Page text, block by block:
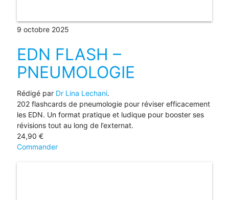
9 octobre 2025
EDN FLASH –
PNEUMOLOGIE
Rédigé par Dr Lina Lechani.
202 flashcards de pneumologie pour réviser efficacement
les EDN. Un format pratique et ludique pour booster ses
révisions tout au long de l’externat.
24,90 €
Commander